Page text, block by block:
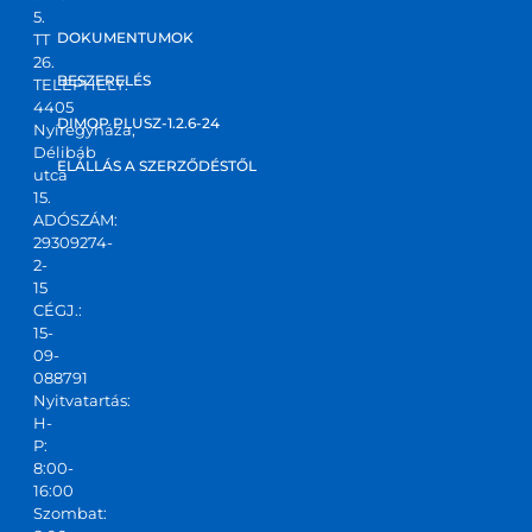
5.
TT
26.
TELEPHELY:
4405
Nyíregyháza,
Délibáb
utca
15.
ADÓSZÁM:
29309274-
2-
15
CÉGJ.:
15-
09-
088791
Nyitvatartás:
H-
P:
8:00-
16:00
Szombat:
DOKUMENTUMOK
BESZERELÉS
DIMOP PLUSZ-1.2.6-24
ELÁLLÁS A SZERZŐDÉSTŐL